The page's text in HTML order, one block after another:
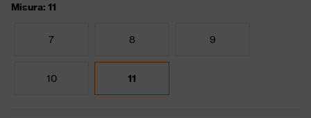
Misura: 11
7 8 9
10 11